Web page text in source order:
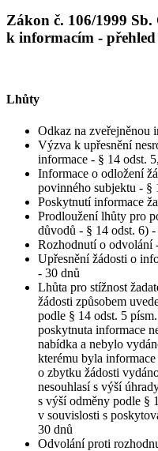
Zákon č. 106/1999
k informacím -
Lhůty
Odkaz na zveřejněnou
Výzva k upřesnění
informace - § 14 odst.
Informace o odložení
povinného subjektu - §
Poskytnutí informace
Prodloužení lhůty pro
důvodů - § 14 odst. 6) -
Rozhodnutí o odvolání
Upřesnění žádosti o
- 30 dnů
Lhůta pro stížnost
žádosti způsobem
podle § 14 odst. 5
poskytnuta informace
nabídka a nebylo
kterému byla
o zbytku žádosti
nesouhlasí s výší
s výší odměny podle §
v souvislosti s
30 dnů
Odvolání proti